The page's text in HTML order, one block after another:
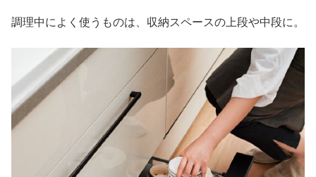
調理中によく使うものは、収納スペースの上段や中段に。